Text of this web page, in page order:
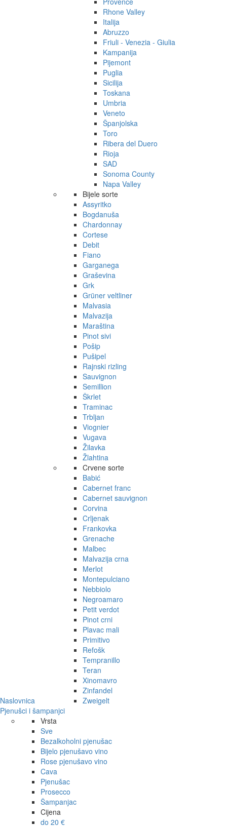
Naslovnica
Rhone Valley
Italija
Abruzzo
Friuli - Venezia - Giulia
Kampanija
Pijemont
Puglia
Sicilija
Toskana
Umbria
Veneto
Španjolska
Toro
Ribera del Duero
Rioja
SAD
Sonoma County
Napa Valley
Bijele sorte
Assyritko
Bogdanuša
Chardonnay
Cortese
Debit
Fiano
Garganega
Graševina
Grk
Grüner veltliner
Malvasia
Malvazija
Maraština
Pinot sivi
Pošip
Pušipel
Rajnski rizling
Sauvignon
Semillion
Škrlet
Traminac
Trbljan
Viognier
Vugava
Žilavka
Žlahtina
Crvene sorte
Babić
Cabernet franc
Cabernet sauvignon
Corvina
Crljenak
Frankovka
Grenache
Malbec
Malvazija crna
Merlot
Montepulciano
Nebbiolo
Negroamaro
Petit verdot
Pinot crni
Plavac mali
Primitivo
Refošk
Tempranillo
Teran
Xinomavro
Zinfandel
Zweigelt
Pjenušci i šampanjci
Vrsta
Sve
Bezalkoholni pjenušac
Bijelo pjenušavo vino
Rose pjenušavo vino
Cava
Pjenušac
Prosecco
Šampanjac
Cijena
do 20 €